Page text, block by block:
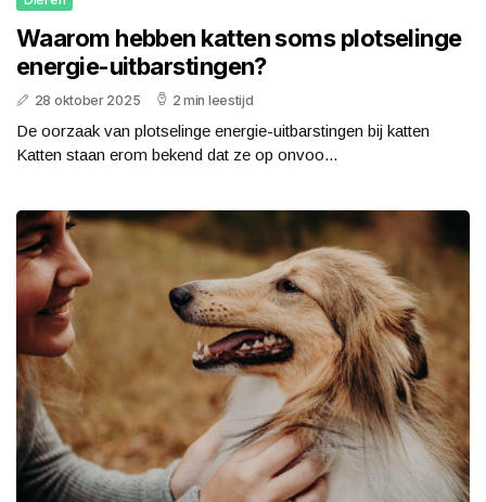
Waarom hebben katten soms plotselinge
energie-uitbarstingen?
28 oktober 2025 2 min leestijd
De oorzaak van plotselinge energie-uitbarstingen bij katten
Katten staan erom bekend dat ze op onvoo...